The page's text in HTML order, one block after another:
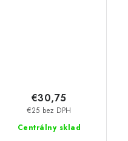
Centrálny sklad
€25 bez DPH
€30,75